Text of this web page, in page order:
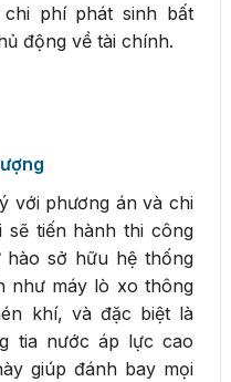
phí phát sinh bất
động về tài chính.
với phương án và chi
sẽ tiến hành thi công
hào sở hữu hệ thống
như máy lò xo thông
khí, và đặc biệt là
tia nước áp lực cao
giúp đánh bay mọi